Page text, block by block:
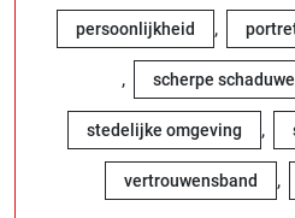
persoonlijkheid ,
, scherpe
stedelijke omgeving ,
vertrouwensband ,